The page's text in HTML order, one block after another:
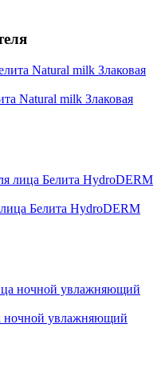
Natural milk Злаковая
Белита HydroDERM
ночной увлажняющий